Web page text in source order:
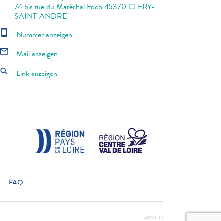
74 bis rue du Maréchal Foch 45370 CLERY-
SAINT-ANDRE
smartphone Nummer anzeigen
mail_outline Mail anzeigen
search Link anzeigen
FAQ
APSULIS